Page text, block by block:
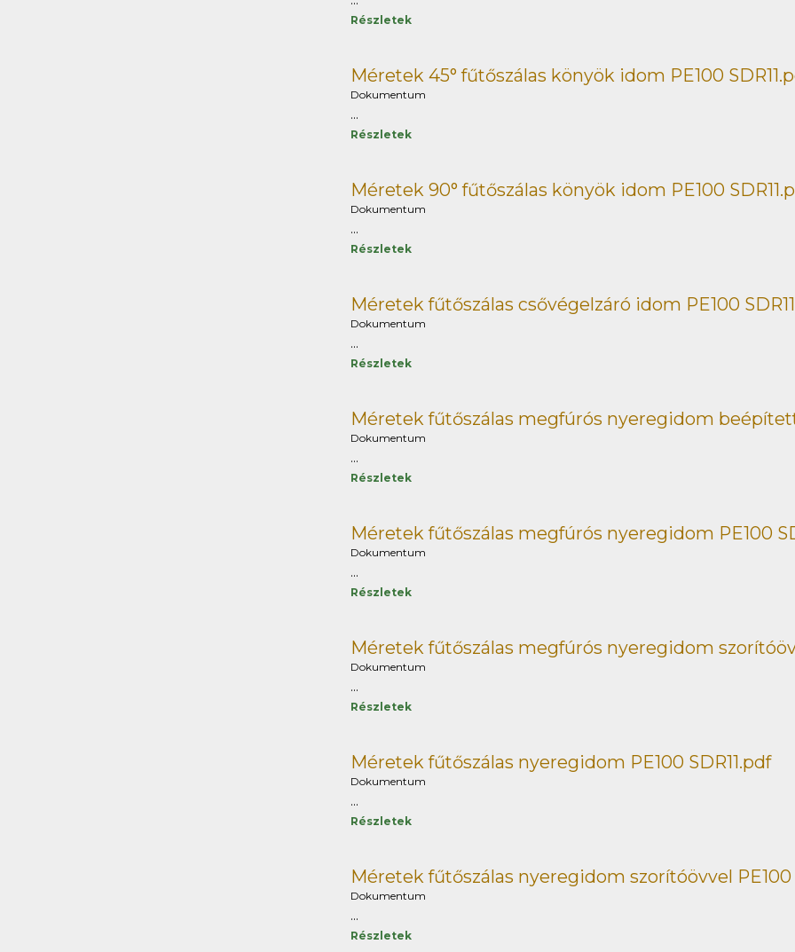
Részletek
Méretek 45° fűtőszálas könyök idom PE100
Dokumentum
...
Részletek
Méretek 90° fűtőszálas könyök idom PE100
Dokumentum
...
Részletek
Méretek fűtőszálas csővégelzáró idom PE100
Dokumentum
...
Részletek
Méretek fűtőszálas megfúrós nyeregidom beépített
Dokumentum
...
Részletek
Méretek fűtőszálas megfúrós nyeregidom PE100
Dokumentum
...
Részletek
Méretek fűtőszálas megfúrós nyeregidom
Dokumentum
...
Részletek
Méretek fűtőszálas nyeregidom PE100 SDR11.pdf
Dokumentum
...
Részletek
Méretek fűtőszálas nyeregidom szorítóövvel PE100
Dokumentum
...
Részletek